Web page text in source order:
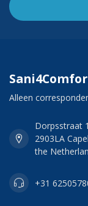
Alleen
Dorpsstraat
2903LA
the
+31